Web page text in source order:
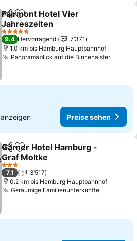
TeilenZu Favoriten hinzufügen
Fairmont Hotel Vier
Jahreszeiten
5 Sterne
9.4 Hervorragend
7’371
1.0 km bis Hamburg Hauptbahnhof
Panoramablick auf die Binnenalster
anzeigen Preise sehen
TeilenZu Favoriten hinzufügen
Garner Hotel Hamburg -
Graf Moltke
3 Sterne
7.1
3’517
0.2 km bis Hamburg Hauptbahnhof
Geräumige Familienunterkünfte